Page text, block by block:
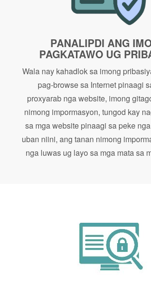
PANALIPDI ANG
PAGKATAWO UG
Wala nay kahadlok sa imong
pag-browse sa Internet pinaagi
proxyarab nga website, imong
nimong impormasyon, tungod kay
sa mga website pinaagi sa peke
uban niini, ang tanan nimong
nga luwas ug layo sa mga mata sa